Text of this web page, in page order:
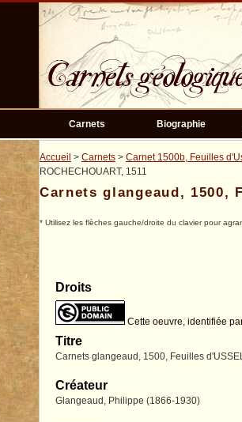
Carnets Biographie
Accueil > Carnets > Carnet 1500b, Feuilles
ROCHECHOUART, 1511
Carnets glangeaud, 1500,
* Utilisez les flèches gauche/droite du clavier pour
Droits
Cette oeuvre, identifiée
Titre
Carnets glangeaud, 1500, Feuilles
Créateur
Glangeaud, Philippe (1866-1930)